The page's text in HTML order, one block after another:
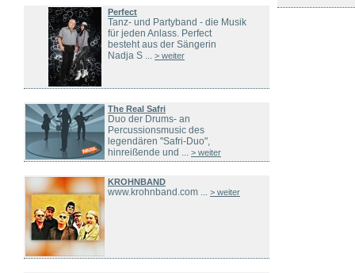
Perfect
Tanz- und Partyband - die Musik
für jeden Anlass. Perfect
besteht aus der Sängerin
Nadja S ... > weiter
The Real Safri
Duo der Drums- an
Percussionsmusic des
legendären "Safri-Duo",
hinreißende und ... > weiter
KROHNBAND
www.krohnband.com ... > weiter